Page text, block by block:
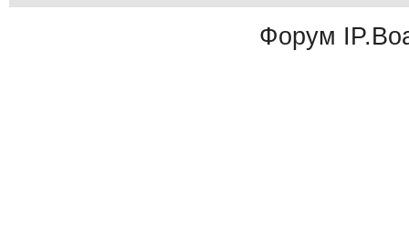
Форум